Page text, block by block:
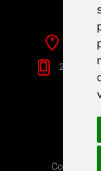
Rua
266 040
Copyright